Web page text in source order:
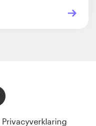
Privacyverklaring